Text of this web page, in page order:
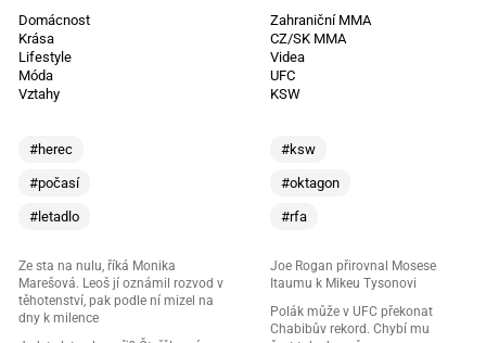
Domácnost
Krása
Lifestyle
Móda
Vztahy
#herec
#počasí
#letadlo
Ze sta na nulu, říká Monika
Marešová. Leoš jí oznámil rozvod v
těhotenství, pak podle ní mizel na
dny k milence
Zahraniční MMA
CZ/SK MMA
Videa
UFC
KSW
#ksw
#oktagon
#rfa
Joe Rogan přirovnal Mosese
Itaumu k Mikeu Tysonovi
Polák může v UFC překonat
Chabibův rekord. Chybí mu